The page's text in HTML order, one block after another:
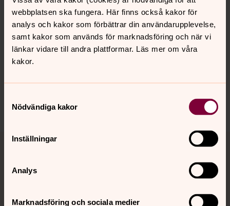
webbplatsen ska fungera. Här finns också kakor för
analys och kakor som förbättrar din användarupplevelse,
samt kakor som används för marknadsföring och när vi
länkar vidare till andra plattformar. Läs mer om våra
kakor.
Nödvändiga kakor
Inställningar
Analys
Marknadsföring och sociala medier
Senast ändrad 3 augusti 2026
Synpunkter eller frågor på sidans
osteraker.pastorat@svenskakyrkan.se
Dela
Tillbaka till toppen
Tillbaka till innehållet